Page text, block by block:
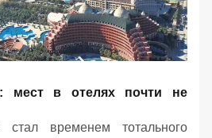
мест в отелях почти не
временем тотального